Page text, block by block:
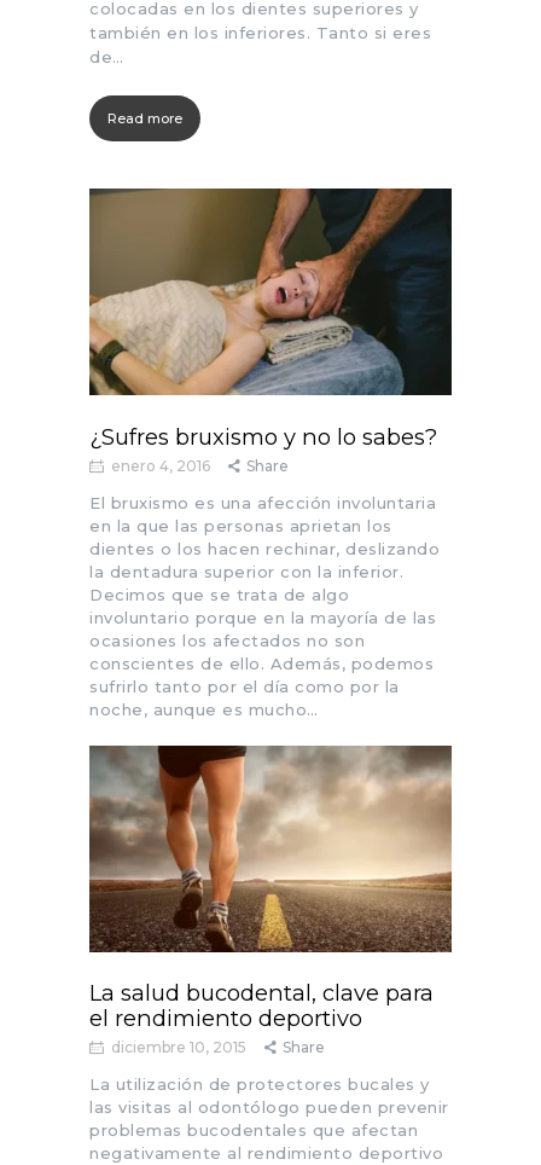
colocadas en los dientes superiores y
también en los inferiores. Tanto si eres
de…
Read more
¿Sufres bruxismo y no lo sabes?
enero 4, 2016 Share
El bruxismo es una afección involuntaria
en la que las personas aprietan los
dientes o los hacen rechinar, deslizando
la dentadura superior con la inferior.
Decimos que se trata de algo
involuntario porque en la mayoría de las
ocasiones los afectados no son
conscientes de ello. Además, podemos
sufrirlo tanto por el día como por la
noche, aunque es mucho…
La salud bucodental, clave para
el rendimiento deportivo
diciembre 10, 2015 Share
La utilización de protectores bucales y
las visitas al odontólogo pueden prevenir
problemas bucodentales que afectan
negativamente al rendimiento deportivo